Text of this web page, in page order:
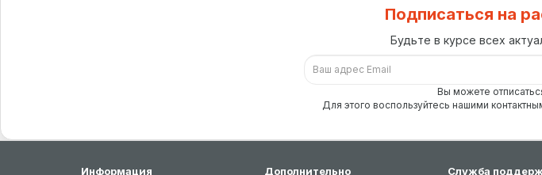
Подписаться на
Будьте в курсе всех
Вы можете
Для этого воспользуйтесь нашими
Информация Дополнительно Служба